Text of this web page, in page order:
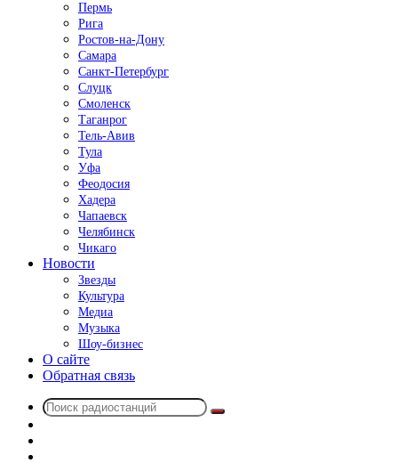
Пермь
Рига
Ростов-на-Дону
Самара
Санкт-Петербург
Слуцк
Смоленск
Таганрог
Тель-Авив
Тула
Уфа
Феодосия
Хадера
Чапаевск
Челябинск
Чикаго
Новости
Звезды
Культура
Медиа
Музыка
Шоу-бизнес
О сайте
Обратная связь
Поиск